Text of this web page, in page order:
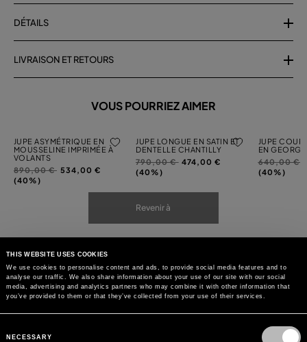
THIS WEBSITE USES COOKIES
We use cookies to personalise content and ads, to provide social media features and to
analyse our traffic. We also share information about your use of our site with our social
media, advertising and analytics partners who may combine it with other information that
you’ve provided to them or that they’ve collected from your use of their services.
Selection
NECESSARY
DÉTAILS
LIVRAISON ET RETOURS
VOUS POURRIEZ AIMER
JUPE ASYMÉTRIQUE EN
MOUSSELINE IMPRIMÉE À
VOLANTS
Prix
réduit
890,00 €à 534,00 €
(40%)
JUPE LONGUE EN SATIN ET
DENTELLE CHANTILLY
Prix
réduit
790,00 €à474,00 €
(40%)
JUPE
EN
Prix
réduit
640,00 €
(40%)
Revenir à